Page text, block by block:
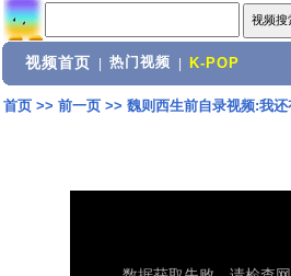
视频首页 热门视频 K-POP
首页>> 前一页>> 魏则西生前自录视频:我